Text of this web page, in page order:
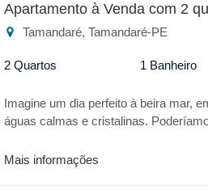
Apartamento à Venda com 2
Tamandaré, Tamandaré-PE
2 Quartos 1 Banheiro
Imagine um dia perfeito à beira mar,
águas calmas e cristalinas.
apresenta o que há de melhor no
Mais informações